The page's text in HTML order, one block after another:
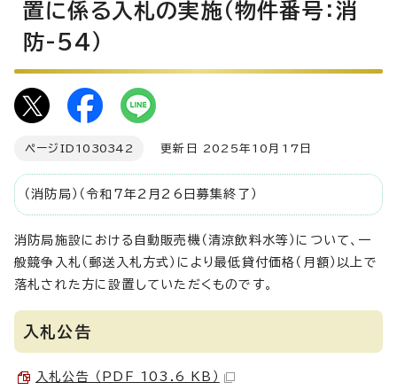
置に係る入札の実施（物件番号：消
防-54）
ページID 1030342 更新日 2025年10月17日
（消防局）（令和7年2月26日募集終了）
消防局施設における自動販売機（清涼飲料水等）について、一
般競争入札（郵送入札方式）により最低貸付価格（月額）以上で
落札された方に設置していただくものです。
入札公告
入札公告 （PDF 103.6 KB）